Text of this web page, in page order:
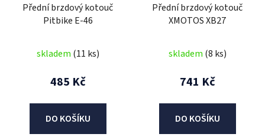
Přední brzdový kotouč
Pitbike E-46
skladem (11 ks)
485 Kč
DO KOŠÍKU
Přední brzdový kotouč
XMOTOS XB27
skladem (8 ks)
741 Kč
DO KOŠÍKU